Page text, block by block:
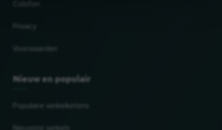
Voorwaarden
Nieuw en populair
Populaire winkelketens